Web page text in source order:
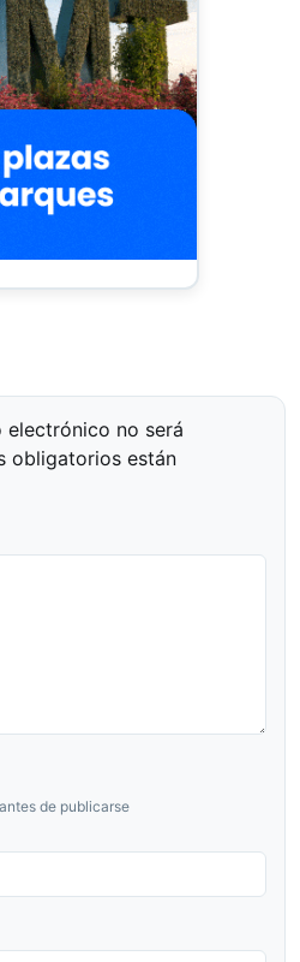
no será
obligatorios están
de publicarse